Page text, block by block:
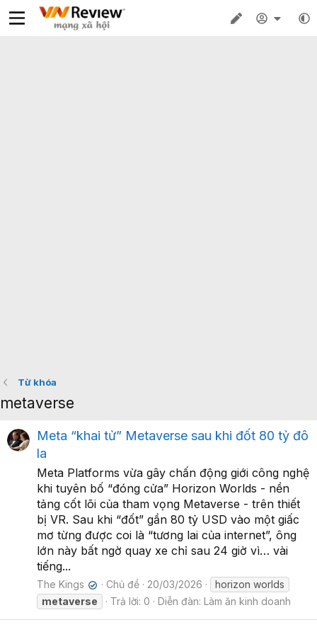
Từ khóa
metaverse
Meta “khai tử” Metaverse sau khi đốt 80 tỷ đô
la
Meta Platforms vừa gây chấn động giới công nghệ
khi tuyên bố “đóng cửa” Horizon Worlds - nền
tảng cốt lõi của tham vọng Metaverse - trên thiết
bị VR. Sau khi “đốt” gần 80 tỷ USD vào một giấc
mơ từng được coi là “tương lai của internet”, ông
lớn này bất ngờ quay xe chỉ sau 24 giờ vì… vài
tiếng...
The Kings ✔ Chủ đề 20/03/2026
horizon worlds
metaverse
Trả lời: 0 Diễn đàn: Làm ăn kinh doanh